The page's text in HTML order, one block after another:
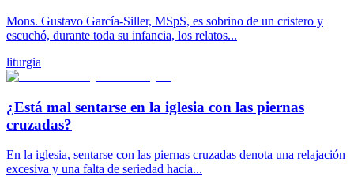
Mons. Gustavo García-Siller, MSpS, es sobrino de un cristero y
escuchó, durante toda su infancia, los relatos...
liturgia
¿Está mal sentarse en la iglesia con las piernas
cruzadas?
En la iglesia, sentarse con las piernas cruzadas denota una relajación
excesiva y una falta de seriedad hacia...